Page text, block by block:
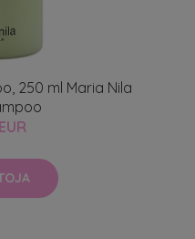
250 ml Maria Nila